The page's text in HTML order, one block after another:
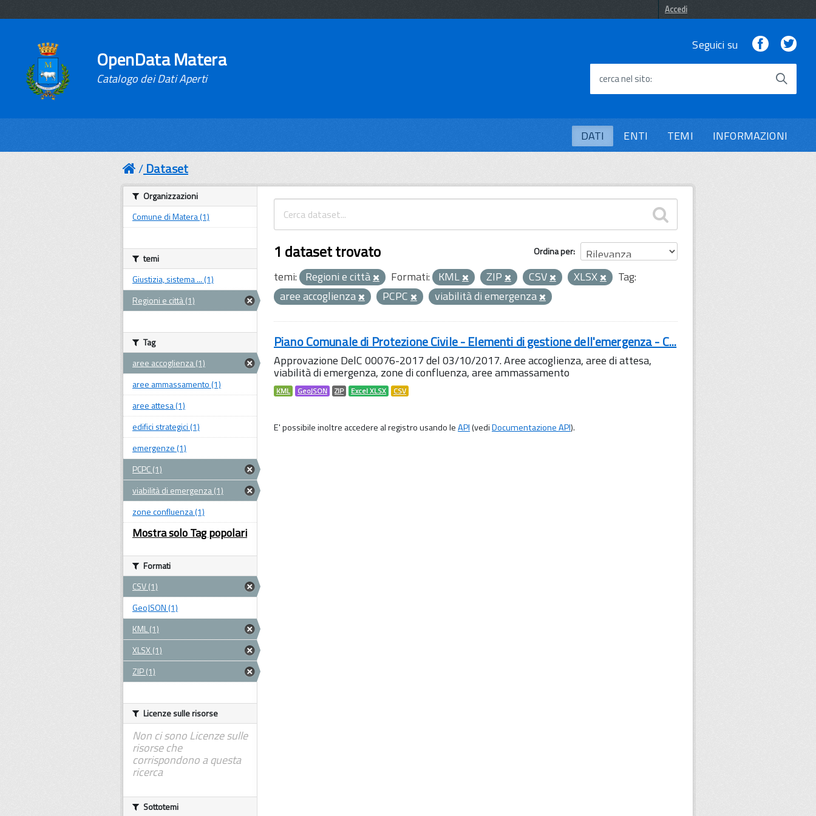
Accedi
OpenData Matera
Catalogo dei Dati Aperti
Seguici su Facebook
cerca nel sito
DATI ENTI TEMI INFORMAZIONI
Dataset
Ordina per
1 dataset trovato
temi: Regioni e città Formati: KML ZIP CSV XLSX
Tag:
aree accoglienza
PCPC viabilità di emergenza
Piano Comunale di Protezione Civile - Elementi di gestione dell'emergenza - C...
Approvazione DelC 00076-2017 del 03/10/2017. Aree accoglienza, aree di attesa,
viabilità di emergenza, zone di confluenza, aree ammassamento
KML GeoJSON ZIP Excel XLSX CSV
E' possibile inoltre accedere al registro usando leAPI(vediDocumentazione API).
Organizzazioni
Comune di Matera (1)
temi
Giustizia, sistema ... (1)
Regioni e città (1)
Tag
aree accoglienza (1)
aree ammassamento (1)
aree attesa (1)
edifici strategici (1)
emergenze (1)
PCPC (1)
viabilità di emergenza (1)
zone confluenza (1)
Mostra solo Tag popolari
Formati
CSV (1)
GeoJSON (1)
KML (1)
XLSX (1)
ZIP (1)
Licenze sulle risorse
Non ci sono Licenze sulle
risorse che
corrispondono a questa
ricerca
Sottotemi